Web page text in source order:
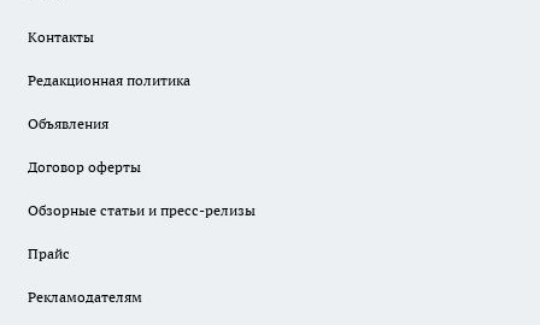
Контакты
Редакционная политика
Объявления
Договор оферты
Обзорные статьи и пресс-релизы
Прайс
Рекламодателям